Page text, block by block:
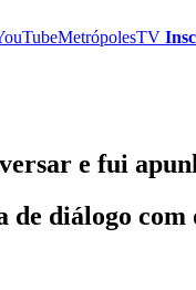
MetrópolesTV
e fui
diálogo com